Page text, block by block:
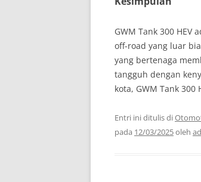
GWM Tank 300
off-road yang luar
yang bertenaga
tangguh dengan
kota, GWM Tank
Entri ini ditulis di
pada 12/03/2025oleh